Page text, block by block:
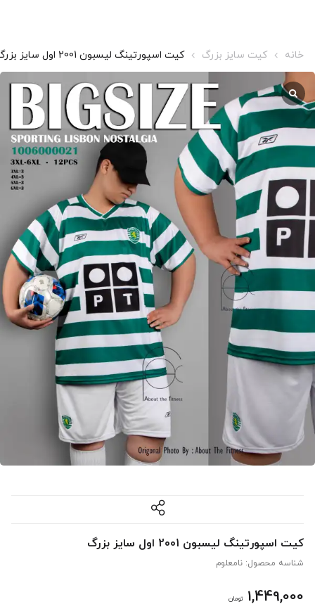
خانه کیت سایز بزرگ کیت اسپورتینگ لیسبون 2001 اول سایز بزرگ
کیت اسپورتینگ لیسبون 2001 اول سایز بزرگ
شناسه محصول: نامعلوم
1,449,000 تومان